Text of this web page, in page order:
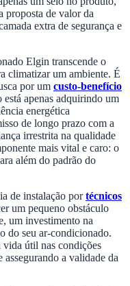
proposta de valor da
extra de segurança e
Elgin transcende o
climatizar um ambiente. É
por um custo-benefício
apenas adquirindo um
energética
de longo prazo com a
irrestrita na qualidade
mais vital e caro: o
além do padrão do
de instalação portécnicos
um pequeno obstáculo
um investimento na
do seu ar-condicionado.
vida útil nas condições
a validade da